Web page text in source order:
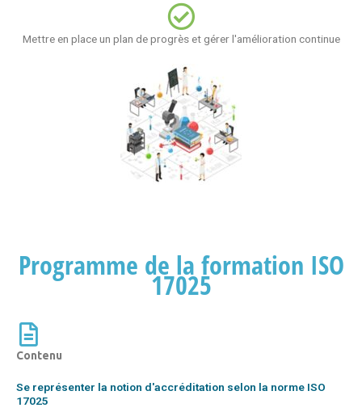
Mettre en place un plan de progrès et gérer l'amélioration continue
Programme de la formation ISO
17025
Contenu
Se représenter la notion d'accréditation selon la norme ISO
17025